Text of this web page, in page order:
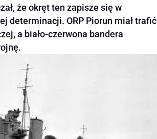
że okręt ten zapisze się w
determinacji. ORP Piorun miał trafić
a biało-czerwona bandera